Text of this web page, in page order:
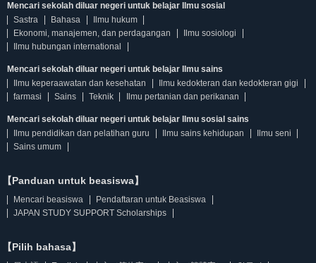
Mencari sekolah diluar negeri untuk belajar Ilmu sosial
Sastra
Bahasa
Ilmu hukum
Ekonomi, manajemen, dan perdagangan
Ilmu sosiologi
Ilmu hubungan international
Mencari sekolah diluar negeri untuk belajar Ilmu sains
Ilmu keperaawatan dan kesehatan
Ilmu kedokteran dan kedokteran gigi
farmasi
Sains Teknik Ilmu pertanian dan perikanan
Mencari sekolah diluar negeri untuk belajar Ilmu sosial sains
Ilmu pendidikan dan pelatihan guru
Ilmu sains kehidupan
Ilmu seni
Sains umum
【Panduan untuk beasiswa】
Mencari beasiswa
Pendaftaran untuk Beasiswa
JAPAN STUDY SUPPORT Scholarships
【Pilih bahasa】